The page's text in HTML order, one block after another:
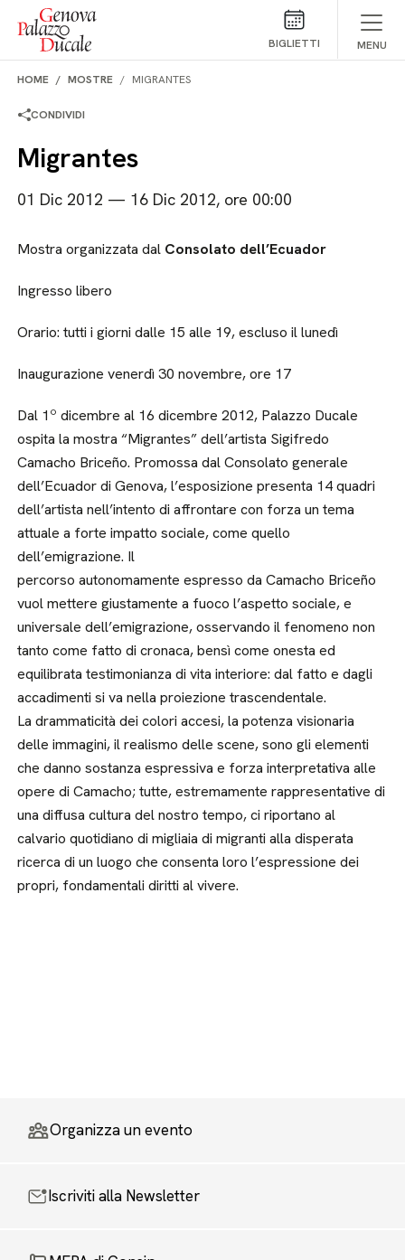
Salta al contenuto
BIGLIETTI MENU
HOME MOSTRE MIGRANTES
CONDIVIDI
Migrantes
01 Dic 2012 — 16 Dic 2012, ore 00:00
Mostra organizzata dal Consolato dell’Ecuador
Ingresso libero
Orario: tutti i giorni dalle 15 alle 19, escluso il lunedì
Inaugurazione venerdì 30 novembre, ore 17
Dal 1º dicembre al 16 dicembre 2012, Palazzo Ducale
ospita la mostra “Migrantes” dell’artista Sigifredo
Camacho Briceño. Promossa dal Consolato generale
dell’Ecuador di Genova, l’esposizione presenta 14 quadri
dell’artista nell’intento di affrontare con forza un tema
attuale a forte impatto sociale, come quello
dell’emigrazione. Il
percorso autonomamente espresso da Camacho Briceño
vuol mettere giustamente a fuoco l’aspetto sociale, e
universale dell’emigrazione, osservando il fenomeno non
tanto come fatto di cronaca, bensì come onesta ed
equilibrata testimonianza di vita interiore: dal fatto e dagli
accadimenti si va nella proiezione trascendentale.
La drammaticità dei colori accesi, la potenza visionaria
delle immagini, il realismo delle scene, sono gli elementi
che danno sostanza espressiva e forza interpretativa alle
opere di Camacho; tutte, estremamente rappresentative di
una diffusa cultura del nostro tempo, ci riportano al
calvario quotidiano di migliaia di migranti alla disperata
ricerca di un luogo che consenta loro l’espressione dei
propri, fondamentali diritti al vivere.
Organizza un evento
Iscriviti alla Newsletter